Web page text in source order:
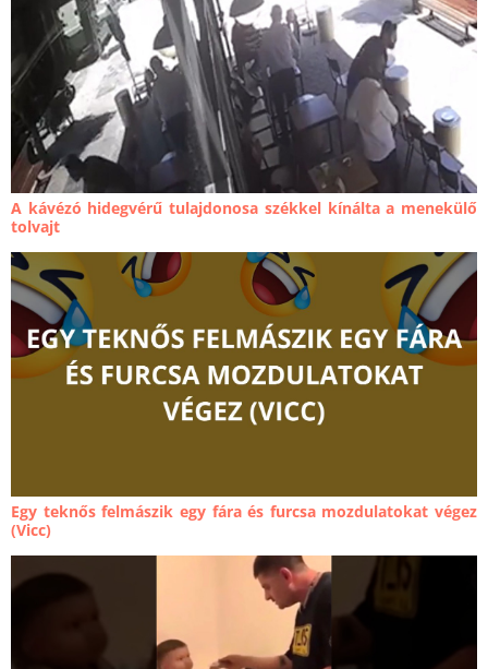
A kávézó hidegvérű tulajdonosa székkel kínálta a menekülő
tolvajt
Egy teknős felmászik egy fára és furcsa mozdulatokat végez
(Vicc)